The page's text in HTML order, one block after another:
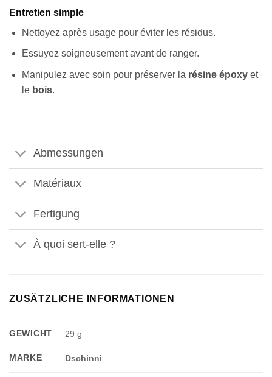
Entretien simple
Nettoyez après usage pour éviter les résidus.
Essuyez soigneusement avant de ranger.
Manipulez avec soin pour préserver la résine époxyet
le bois.
Abmessungen
Matériaux
Fertigung
À quoi sert-elle ?
ZUSÄTZLICHE INFORMATIONEN
GEWICHT 29 g
MARKE Dschinni